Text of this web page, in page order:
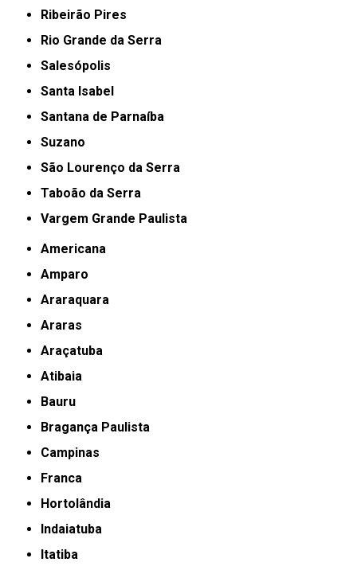
Ribeirão Pires
Rio Grande da Serra
Salesópolis
Santa Isabel
Santana de Parnaíba
Suzano
São Lourenço da Serra
Taboão da Serra
Vargem Grande Paulista
Americana
Amparo
Araraquara
Araras
Araçatuba
Atibaia
Bauru
Bragança Paulista
Campinas
Franca
Hortolândia
Indaiatuba
Itatiba